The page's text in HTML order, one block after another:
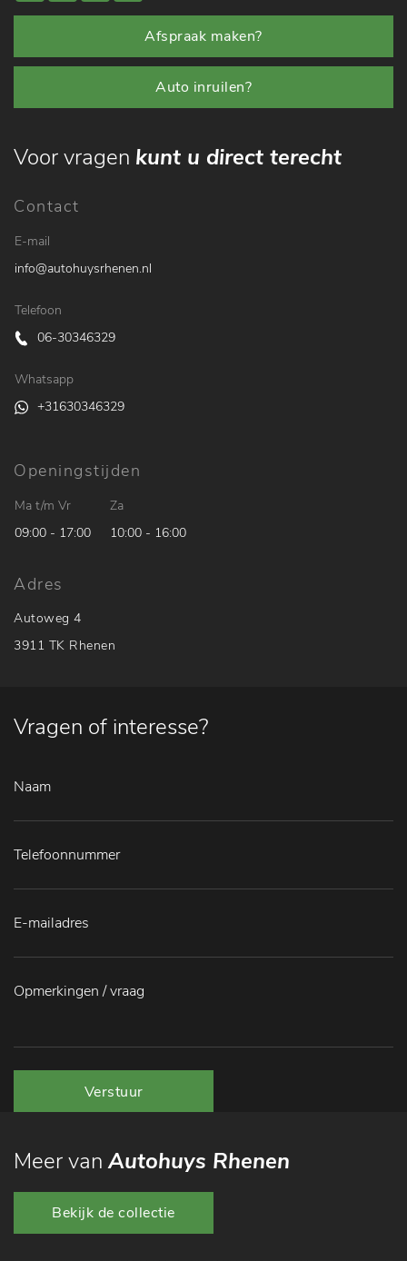
Afspraak maken?
Auto inruilen?
Voor vragen kunt u direct terecht
Contact
E-mail
info@autohuysrhenen.nl
Telefoon
06-30346329
Whatsapp
+31630346329
Openingstijden
Ma t/m Vr
09:00 - 17:00
Za
10:00 - 16:00
Adres
Autoweg 4
3911 TK Rhenen
Vragen of interesse?
Verstuur
Meer vanAutohuys Rhenen
Bekijk de collectie